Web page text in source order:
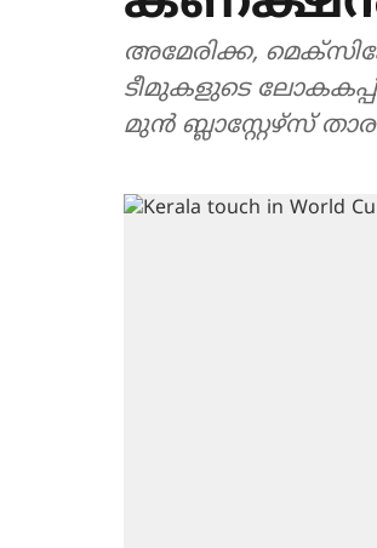
അമേരിക്ക,
ടീമുകളുടെ
മുൻ ബ്ലാസ്റ്റേഴ്സ്